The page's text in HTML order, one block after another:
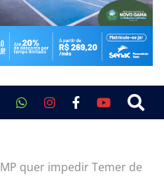
MP quer impedir Temer de